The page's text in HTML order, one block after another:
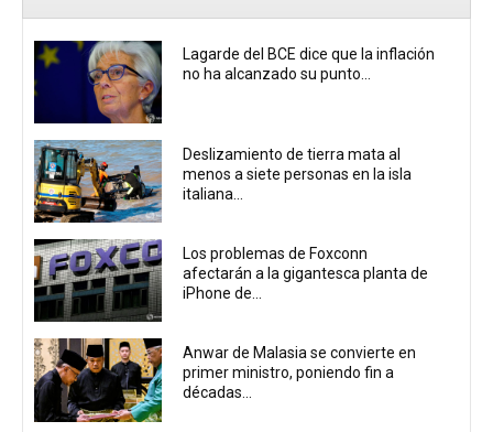
Lagarde del BCE dice que la inflación
no ha alcanzado su punto...
Deslizamiento de tierra mata al
menos a siete personas en la isla
italiana...
Los problemas de Foxconn
afectarán a la gigantesca planta de
iPhone de...
Anwar de Malasia se convierte en
primer ministro, poniendo fin a
décadas...